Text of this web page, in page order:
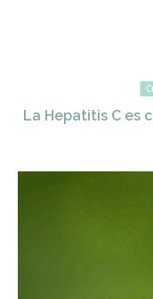
La Hepatitis C es